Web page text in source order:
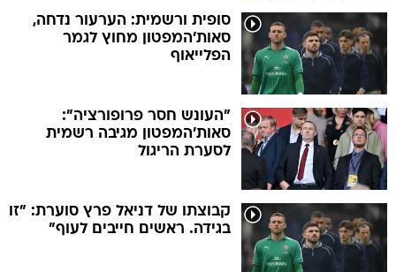
סופית ורשמית: הערעור נדחה,
סאות'המפטון מחוץ לגמר
הפלייאוף
"העונש חסר פרופורציה":
סאות'המפטון מגיבה רשמית
לסערת הריגול
קבוצתו של דניאל פרץ סוערת: "זו
בגידה. ראשים חייבים לעוף"